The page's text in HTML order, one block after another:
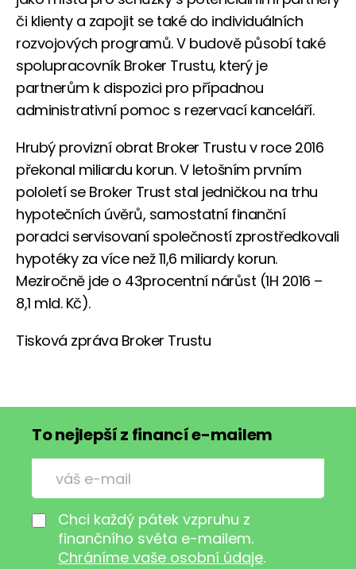
či klienty a zapojit se také do individuálních
rozvojových programů. V budově působí také
spolupracovník Broker Trustu, který je
partnerům k dispozici pro případnou
administrativní pomoc s rezervací kanceláří.
Hrubý provizní obrat Broker Trustu v roce 2016
překonal miliardu korun. V letošním prvním
pololetí se Broker Trust stal jedničkou na trhu
hypotečních úvěrů, samostatní finanční
poradci servisovaní společností zprostředkovali
hypotéky za více než 11,6 miliardy korun.
Meziročně jde o 43procentní nárůst (1H 2016 –
8,1 mld. Kč).
Tisková zpráva Broker Trustu
To nejlepší z financí e-mailem
Chci každý pátek vzpruhu z
finančního světa e-mailem.
Chráníme vaše osobní údaje.